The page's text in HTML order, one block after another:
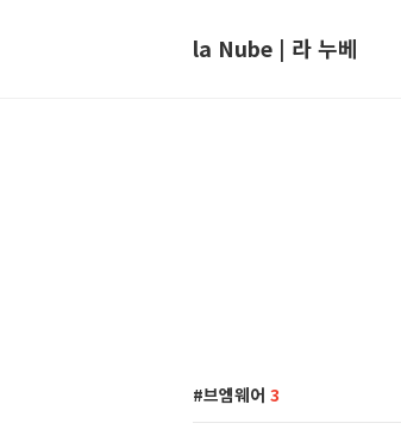
la Nube | 라 누베
브엠웨어 3